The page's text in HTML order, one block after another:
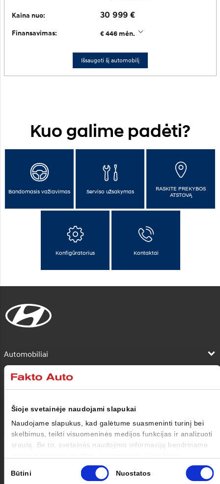
Šioje svetainėje naudojami slapukai
Naudojame slapukus, kad galėtume suasmeninti turinį bei
skelbimus, teikti visuomeninės medijos funkcijas ir analizuoti
srautą. Be to, svetainės naudojimo informaciją bendriname
partneriais, kurie gali ją pridėti prie kitos jūsų pateiktos arba
naudojant paslaugas surinktos informacijos.
Būtini Nuostatos
Kaina nuo: 30 999 €
Finansavimas: € 446 mėn.
Išsaugoti šį automobilį
Kuo galime padėti?
Bandomasis važiavimas Serviso užsakymas
RASKITE PREKYBOS
ATSTOVĄ
Konfigūratorius Kontaktai
Automobiliai
Pirkėjui
Savininkui
Apie mus